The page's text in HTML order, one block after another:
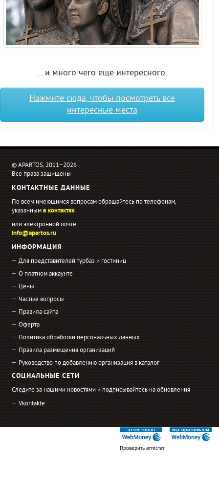
...и много чего еще интересного.
Нажмите сюда, чтобы посмотреть все
интересные места
© APARTOS, 2011−2026
Все права защищены
КОНТАКТНЫЕ ДАННЫЕ
По всем имеющимся вопросам обращайтесь по телефонам,
указаннымв контактах
или электронной почте:
info@apartos.ru
ИНФОРМАЦИЯ
Для представителей турбаз и гостиниц
О платном аккаунте
Цены
Частые вопросы
Правила сайта
Оферта
Политика обработки персональных данных
Правила размещения организаций
Руководство по добавлению организация в каталог
СОЦИАЛЬНЫЕ СЕТИ
Следите за нашими новостями и подписывайтесь на обновления
Vkontakte
Проверить аттестат